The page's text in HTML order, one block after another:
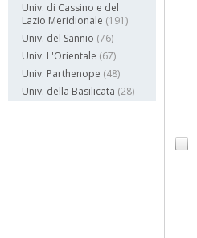
Univ. di Cassino e del
Lazio Meridionale (191)
Univ. del Sannio (76)
Univ. L'Orientale (67)
Univ. Parthenope (48)
Univ. della Basilicata (28)